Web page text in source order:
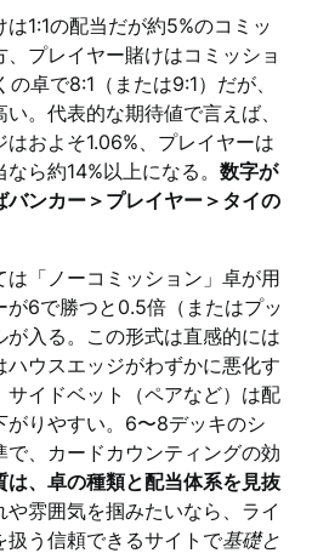
1:1の配当だが約5%のコミッ
プレイヤー賭けはコミッショ
卓で8:1（または9:1）だが、
。代表的な期待値で言えば、
およそ1.06%、プレイヤーは
なら約14%以上になる。数字が
ンカー＞プレイヤー＞タイの
「ノーコミッション」卓が用
が6で勝つと0.5倍（またはプッ
が入る。この形式は直感的には
ウスエッジがわずかに悪化す
サイドベット（ペアなど）は配
がりやすい。6〜8デッキのシ
で、カードカウンティングの効
は、卓の種類と配当体系を見抜
雰囲気を掴みたいなら、ライ
扱う信頼できるサイトで基礎と